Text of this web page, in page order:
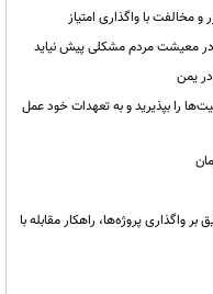
مخالفت با واگذاری امتیاز
در معیشت مردم مشکلی پیش نیاید
یمن
را بپذیرید و به تعهدات خود عمل
واگذاری پروژه‌ها، راهکار مقابله با